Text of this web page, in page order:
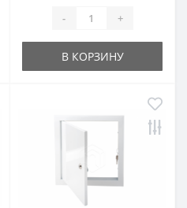
- +
В КОРЗИНУ